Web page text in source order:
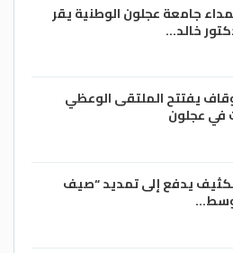
جامعة عجلون الوطنية يقر
خالد…
يفتتح الملتقى الوعظي
في عجلون
يدفع إلى تمديد “صيف